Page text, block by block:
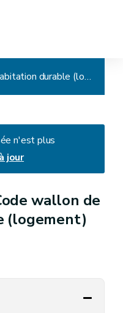
Code wallon de l'habitation durable (logement)
n'est plus
jour
wallon de
(logement)